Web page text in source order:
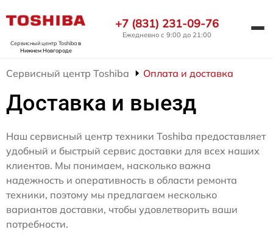
Сервисный центр Toshibaв
Нижнем Новгороде
+7 (831) 231-09-76
Ежедневно с 9:00 до 21:00
Сервисный центр Toshiba Оплата и доставка
Доставка и выезд
Наш сервисный центр техники Toshiba предоставляет
удобный и быстрый сервис доставки для всех наших
клиентов. Мы понимаем, насколько важна
надежность и оперативность в области ремонта
техники, поэтому мы предлагаем несколько
вариантов доставки, чтобы удовлетворить ваши
потребности.